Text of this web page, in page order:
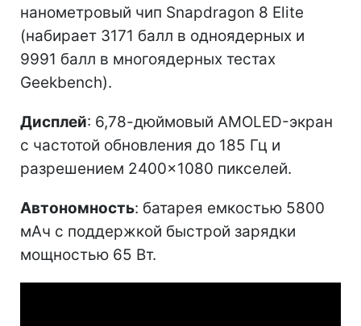
нанометровый чип Snapdragon 8 Elite
(набирает 3171 балл в одноядерных и
9991 балл в многоядерных тестах
Geekbench).
Дисплей: 6,78-дюймовый AMOLED-экран
с частотой обновления до 185 Гц и
разрешением 2400×1080 пикселей.
Автономность: батарея емкостью 5800
мАч с поддержкой быстрой зарядки
мощностью 65 Вт.